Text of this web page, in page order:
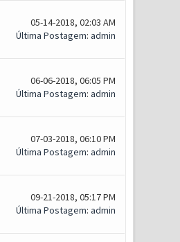
05-14-2018, 02:03 AM
Última Postagem: admin
06-06-2018, 06:05 PM
Última Postagem: admin
07-03-2018, 06:10 PM
Última Postagem: admin
09-21-2018, 05:17 PM
Última Postagem: admin